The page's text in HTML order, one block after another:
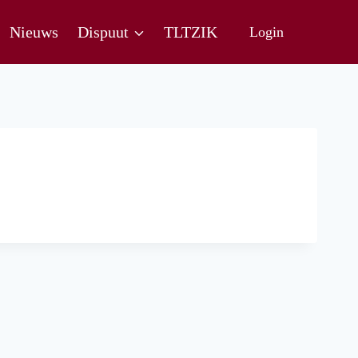
Nieuws Dispuut TLTZIK Login